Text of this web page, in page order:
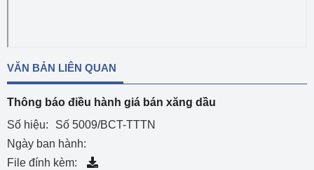
VĂN BẢN LIÊN QUAN
Thông báo điều hành giá bán xăng dầu
Số hiệu:
Số 5009/BCT-TTTN
Ngày ban hành:
File đính kèm: